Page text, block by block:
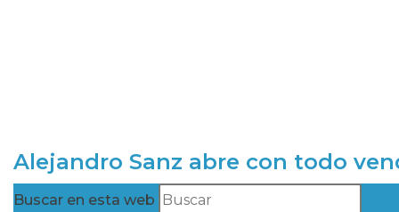
Alejandro Sanz abre con todo
Buscar en esta web